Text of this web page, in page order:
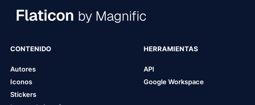
CONTENIDO
Autores
Iconos
Stickers
HERRAMIENTAS
API
Google Workspace